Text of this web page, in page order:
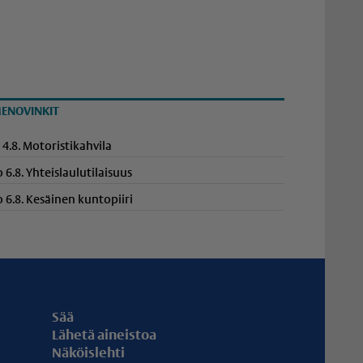
4.8. Motoristikahvila
6.8. Yhteis­lau­lu­ti­laisuus
6.8. Kesäinen kuntopiiri
Sää
Lähetä aineistoa
Näköislehti